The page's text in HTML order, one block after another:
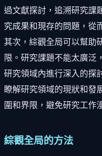
過文獻探討，追溯研究課
究成果和現存的問題，從
其次，綜觀全局可以幫助
限。研究課題不能太廣泛
研究領域內進行深入的探
瞭解研究領域的現狀和發
圍和界限，避免研究工作
綜觀全局的方法